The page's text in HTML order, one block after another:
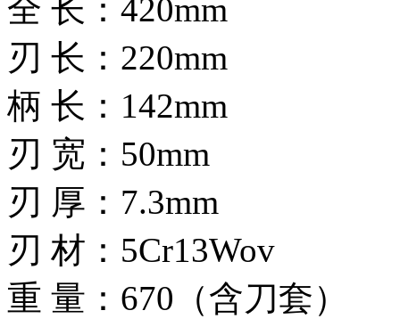
全 长：420mm
刃 长：220mm
柄 长：142mm
刃 宽：50mm
刃 厚：7.3mm
刃 材：5Cr13Wov
重 量：670（含刀套）